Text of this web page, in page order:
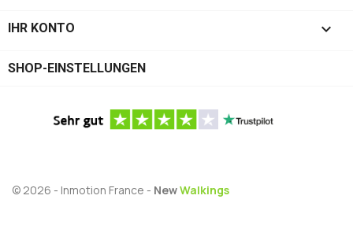
IHR KONTO 
SHOP-EINSTELLUNGEN
© 2026 - Inmotion France - NewWalkings